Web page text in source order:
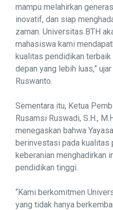
mampu melahirkan
inovatif, dan siap
zaman. Universitas BTH
mahasiswa kami
kualitas pendidikan
depan yang lebih luas,”
Ruswanto.
Sementara itu, Ketua
Rusamsi Ruswadi, S.H.,
menegaskan bahwa
berinvestasi pada kualitas
keberanian menghadirkan
pendidikan tinggi.
“Kami berkomitmen
yang tidak hanya